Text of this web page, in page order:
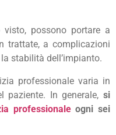
visto, possono portare a
trattate, a complicazioni
stabilità dell’impianto.
professionale varia in
paziente. In generale, si
professionaleogni sei